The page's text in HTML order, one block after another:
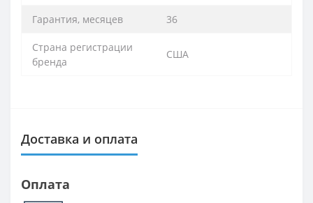
Гарантия, месяцев 36
Страна регистрации
бренда
США
Доставка и оплата
Оплата